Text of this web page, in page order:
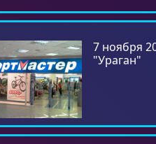
7 ноября
"Ураган"